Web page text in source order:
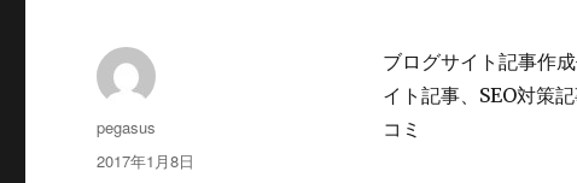
ブログサイト記事作
イト記事、SEO対策
コミ
投
稿
pegasus
投
2017年1月8日